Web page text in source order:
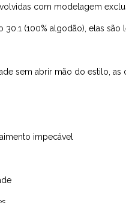
com modelagem
(100% algodão), elas
sem abrir mão do estilo,
impecável